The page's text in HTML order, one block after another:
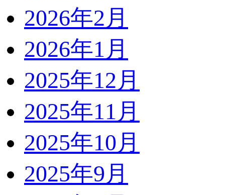
2026年2月
2026年1月
2025年12月
2025年11月
2025年10月
2025年9月